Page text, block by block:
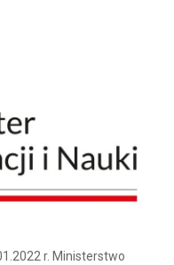
r. Ministerstwo